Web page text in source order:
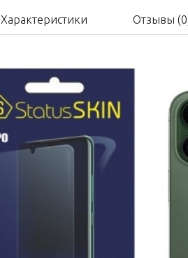
Характеристики Отзывы